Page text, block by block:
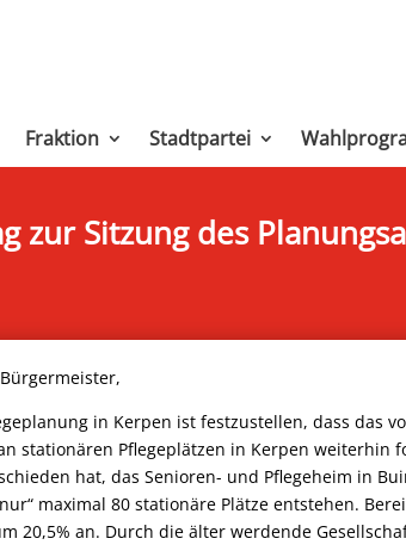
Fraktion Stadtpartei
Sitzung des
in Kerpen ist festzustellen, dass das
stationären Pflegeplätzen in Kerpen weiterhin
hat, das Senioren- und Pflegeheim in
maximal 80 stationäre Plätze entstehen.
20,5% an. Durch die älter werdende